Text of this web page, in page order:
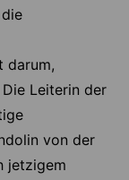
darum,
Leiterin der
von der
jetzigem